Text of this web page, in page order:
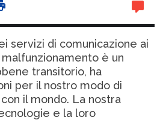
servizi di comunicazione ai
è un
transitorio, ha
per il nostro modo di
il mondo. La nostra
e la loro